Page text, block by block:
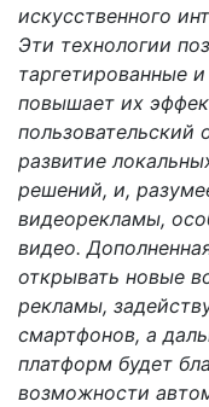
искусственного
Эти технологии
таргетированные
повышает их
развитие
решений, и,
видеорекламы,
видео.
открывать новые
рекламы,
смартфонов, а
платформ будет
возможности